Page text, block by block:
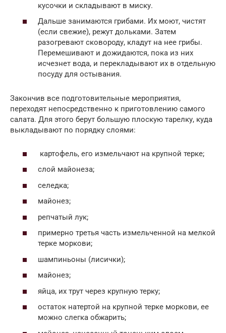
кусочки и складывают в миску.
Дальше занимаются грибами. Их моют, чистят
(если свежие), режут дольками. Затем
разогревают сковороду, кладут на нее грибы.
Перемешивают и дожидаются, пока из них
исчезнет вода, и перекладывают их в отдельную
посуду для остывания.
Закончив все подготовительные мероприятия,
переходят непосредственно к приготовлению самого
салата. Для этого берут большую плоскую тарелку, куда
выкладывают по порядку слоями:
картофель, его измельчают на крупной терке;
слой майонеза;
селедка;
майонез;
репчатый лук;
примерно третья часть измельченной на мелкой
терке моркови;
шампиньоны (лисички);
майонез;
яйца, их трут через крупную терку;
остаток натертой на крупной терке моркови, ее
можно слегка обжарить;